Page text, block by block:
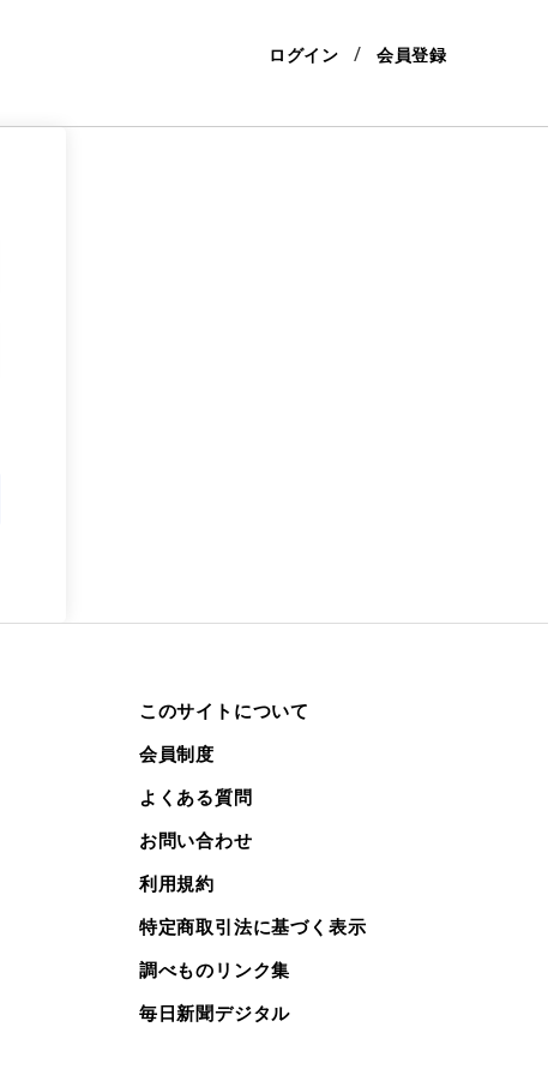
ログイン 会員登録
このサイトについて
会員制度
よくある質問
お問い合わせ
利用規約
特定商取引法に基づく表示
調べものリンク集
毎日新聞デジタル